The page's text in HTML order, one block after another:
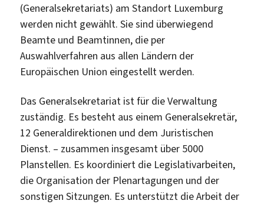
(Generalsekretariats) am Standort Luxemburg
werden nicht gewählt. Sie sind überwiegend
Beamte und Beamtinnen, die per
Auswahlverfahren aus allen Ländern der
Europäischen Union eingestellt werden.
Das Generalsekretariat ist für die Verwaltung
zuständig. Es besteht aus einem Generalsekretär,
12 Generaldirektionen und dem Juristischen
Dienst. – zusammen insgesamt über 5000
Planstellen. Es koordiniert die Legislativarbeiten,
die Organisation der Plenartagungen und der
sonstigen Sitzungen. Es unterstützt die Arbeit der